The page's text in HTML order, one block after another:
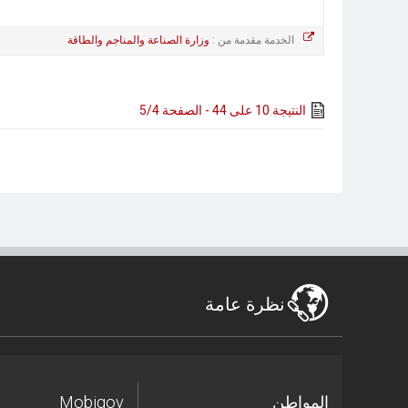
الخدمة مقدمة من : وزارة الصناعة والمناجم والطاقة
النتيجة 10 على 44 - الصفحة 5/4
نظرة عامة
المواطن Mobigov